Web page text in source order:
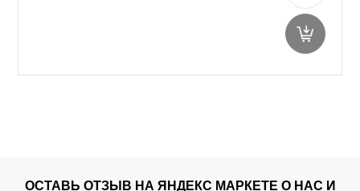
ОСТАВЬ ОТЗЫВ НА ЯНДЕКС МАРКЕТЕ О НАС И